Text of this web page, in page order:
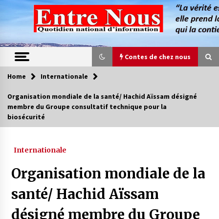
content
Contes de chez nous
Contes de chez nous
Quand la mère n’est plus là (17e partie)
4 ans ago
Oum el Gaïla / L’ogresse du M’zab
4 ans ago
Home Internationale
Organisation mondiale de la santé/ Hachid Aïssam désigné
membre du Groupe consultatif technique pour la
biosécurité
Internationale
Organisation mondiale de la
santé/ Hachid Aïssam
désigné membre du Groupe